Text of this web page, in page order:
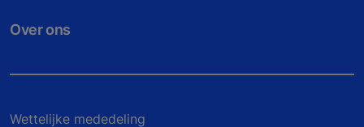
Over ons
Wettelijke mededeling